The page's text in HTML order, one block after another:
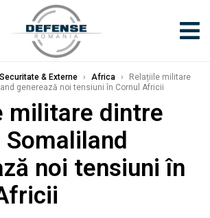
Securitate & Externe › Africa ›
Relațiile militare
generează noi tensiuni în Cornul Africii
militare dintre
noi tensiuni în